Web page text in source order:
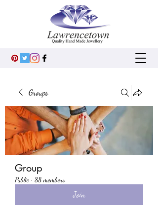
Groups
Group
Public · 88 members
Join